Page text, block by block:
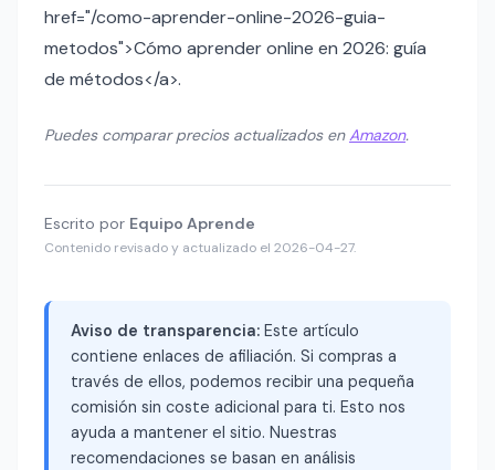
href="/como-aprender-online-2026-guia-
metodos">Cómo aprender online en 2026: guía
de métodos</a>.
Puedes comparar precios actualizados enAmazon.
Escrito por Equipo Aprende
Contenido revisado y actualizado el 2026-04-27.
Aviso de transparencia: Este artículo
contiene enlaces de afiliación. Si compras a
través de ellos, podemos recibir una pequeña
comisión sin coste adicional para ti. Esto nos
ayuda a mantener el sitio. Nuestras
recomendaciones se basan en análisis